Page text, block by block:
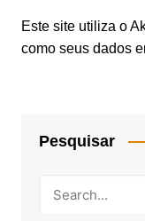
Este site utiliza o
como seus dados
Pesquisar